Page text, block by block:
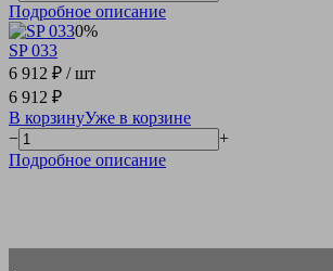
Подробное описание
0%
SP 033
6 912 ₽ / шт
6 912 ₽
В корзинуУже в корзине
−
+
Подробное описание